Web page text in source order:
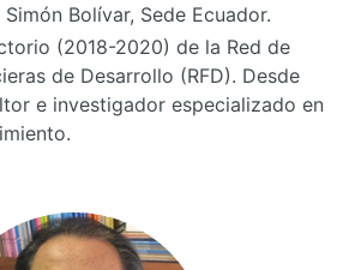
Bolívar, Sede Ecuador.
(2018-2020) de la Red de
de Desarrollo (RFD). Desde
e investigador especializado en